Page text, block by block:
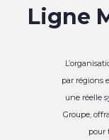
Ligne
par régions
une réelle
Groupe,
pour